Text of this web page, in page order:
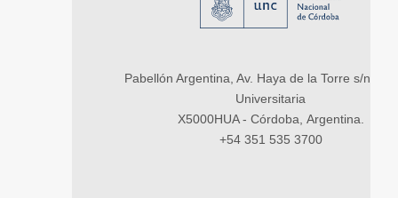
Pabellón Argentina, Av. Haya de la Torre s/n,
Universitaria
X5000HUA - Córdoba, Argentina.
+54 351 535 3700